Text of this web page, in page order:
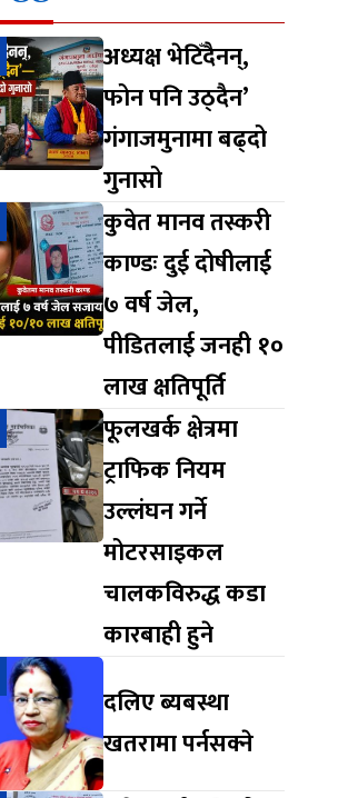
अध्यक्ष भेटिँदैनन्,
फोन पनि उठ्दैन’
गंगाजमुनामा बढ्दो
गुनासो
कुवेत मानव तस्करी
काण्डः दुई दोषीलाई
७ वर्ष जेल,
पीडितलाई जनही १०
लाख क्षतिपूर्ति
फूलखर्क क्षेत्रमा
ट्राफिक नियम
उल्लंघन गर्ने
मोटरसाइकल
चालकविरुद्ध कडा
कारबाही हुने
दलिए ब्यबस्था
खतरामा पर्नसक्ने